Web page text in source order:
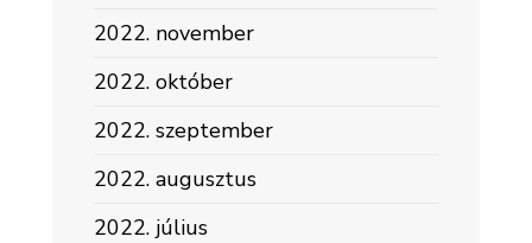
2022. november
2022. október
2022. szeptember
2022. augusztus
2022. július